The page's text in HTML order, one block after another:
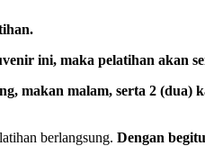
ini, maka pelatihan akan
makan malam, serta 2 (dua)
berlangsung. Dengan